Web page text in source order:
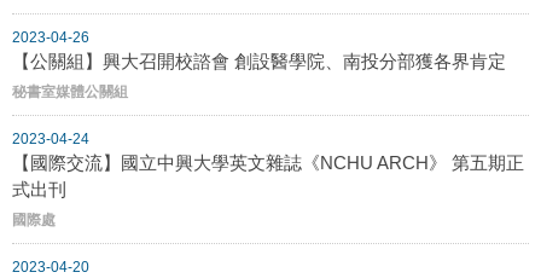
2023-04-26
【公關組】興大召開校諮會 創設醫學院、南投分部獲各界肯定
秘書室媒體公關組
2023-04-24
【國際交流】國立中興大學英文雜誌《NCHU ARCH》 第五期正
式出刊
國際處
2023-04-20